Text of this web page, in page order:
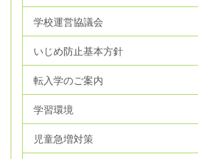
学校運営協議会
いじめ防止基本方針
転入学のご案内
学習環境
児童急増対策